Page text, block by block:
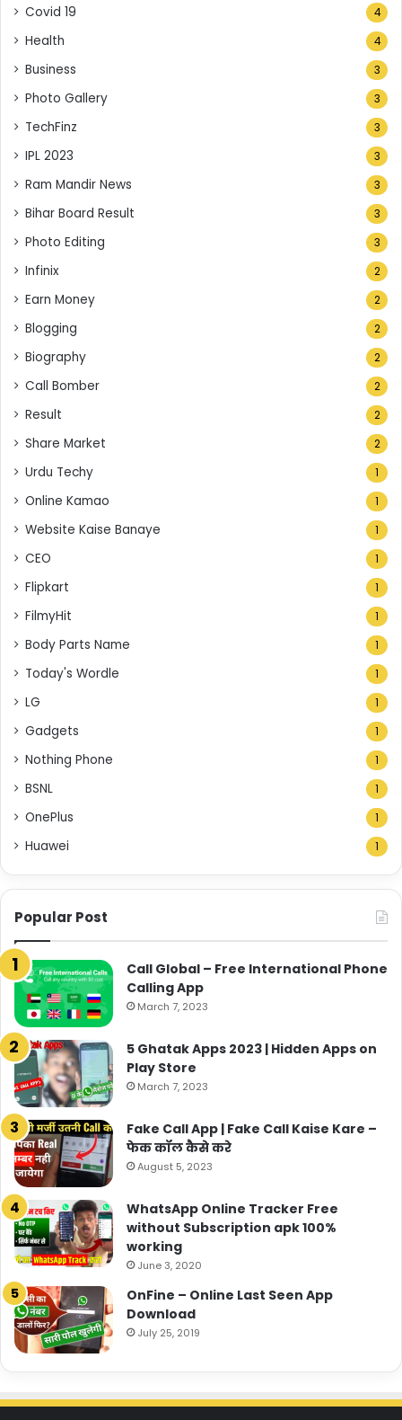
Covid 19 4
Health 4
Business 3
Photo Gallery 3
TechFinz 3
IPL 2023 3
Ram Mandir News 3
Bihar Board Result 3
Photo Editing 3
Infinix 2
Earn Money 2
Blogging 2
Biography 2
Call Bomber 2
Result 2
Share Market 2
Urdu Techy 1
Online Kamao 1
Website Kaise Banaye 1
CEO 1
Flipkart 1
FilmyHit 1
Body Parts Name 1
Today's Wordle 1
LG 1
Gadgets 1
Nothing Phone 1
BSNL 1
OnePlus 1
Huawei 1
Popular Post
Call Global – Free International Phone
Calling App
March 7, 2023
5 Ghatak Apps 2023 | Hidden Apps on
Play Store
March 7, 2023
Fake Call App | Fake Call Kaise Kare –
फेक कॉल कैसे करे
August 5, 2023
WhatsApp Online Tracker Free
without Subscription apk 100%
working
June 3, 2020
OnFine – Online Last Seen App
Download
July 25, 2019